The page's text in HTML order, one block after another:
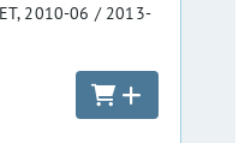
2010-06 / 2013-